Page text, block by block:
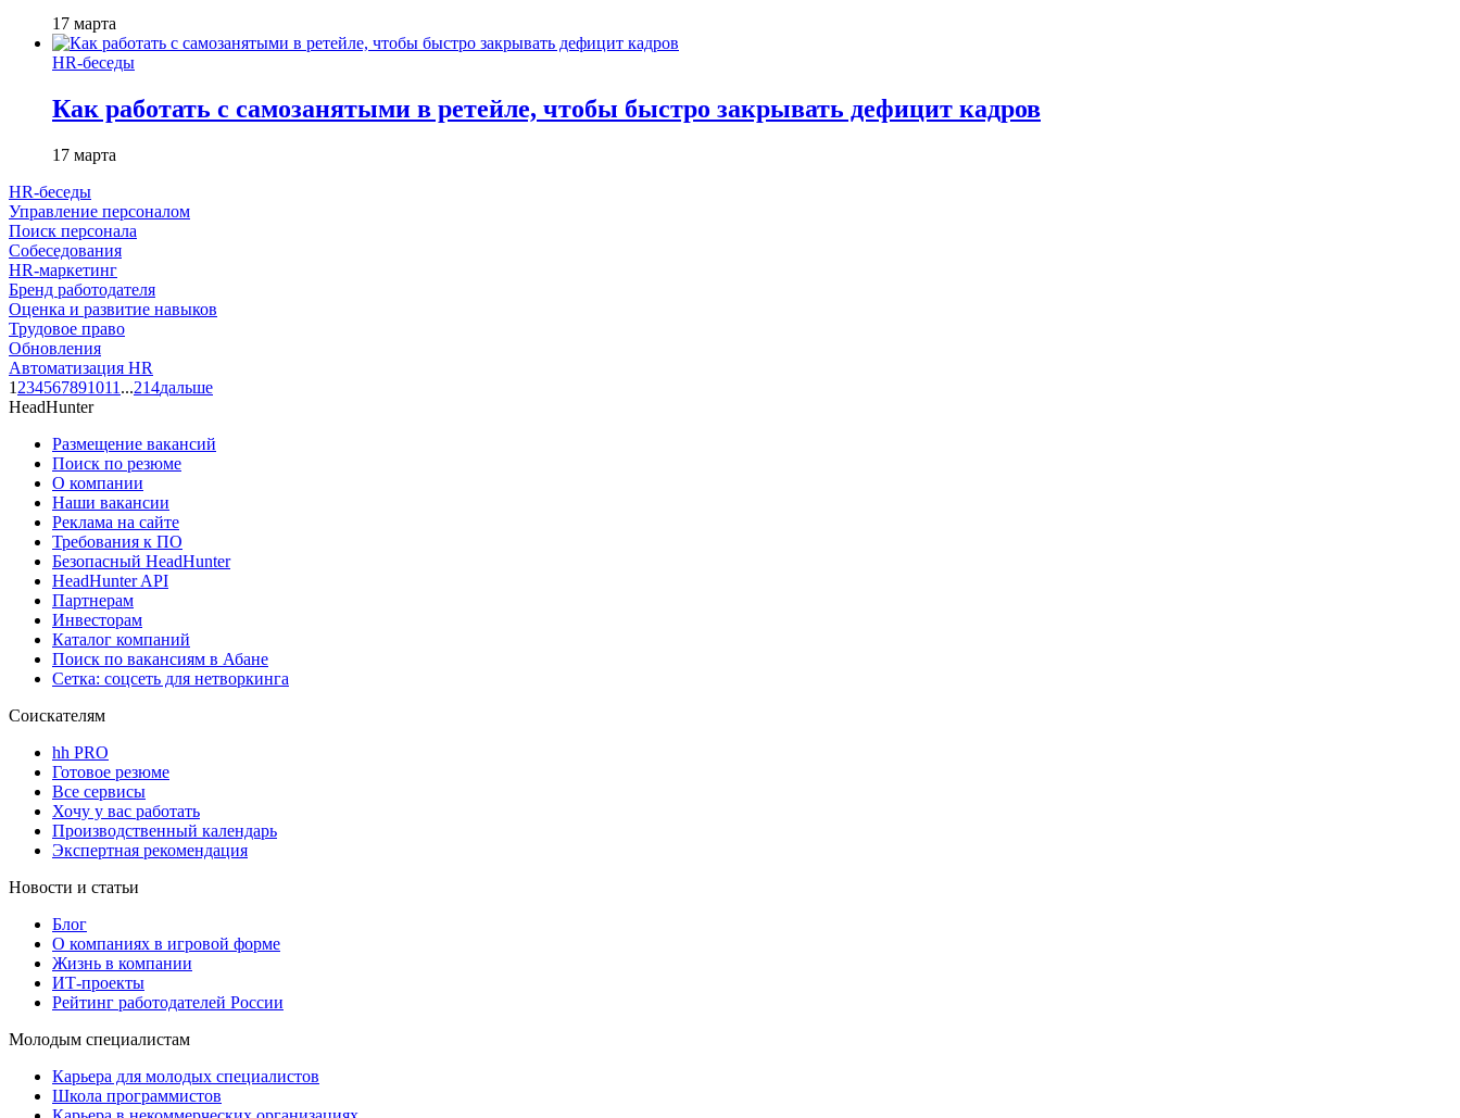
17 марта
HR-беседы
Как работать с самозанятыми в ретейле, чтобы быстро закрывать дефицит кадров
17 марта
HR-беседы
Управление персоналом
Поиск персонала
Собеседования
HR-маркетинг
Бренд работодателя
Оценка и развитие навыков
Трудовое право
Обновления
Автоматизация HR
1 234567891011 ...214дальше
HeadHunter
Размещение вакансий
Поиск по резюме
О компании
Наши вакансии
Реклама на сайте
Требования к ПО
Безопасный HeadHunter
HeadHunter API
Партнерам
Инвесторам
Каталог компаний
Поиск по вакансиям в Абане
Сетка: соцсеть для нетворкинга
Соискателям
hh PRO
Готовое резюме
Все сервисы
Хочу у вас работать
Производственный календарь
Экспертная рекомендация
Новости и статьи
Блог
О компаниях в игровой форме
Жизнь в компании
ИТ-проекты
Рейтинг работодателей России
Молодым специалистам
Карьера для молодых специалистов
Школа программистов